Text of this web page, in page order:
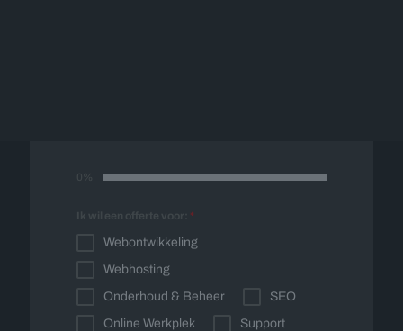
Ik wil een offerte voor: *
Webontwikkeling
Webhosting
Onderhoud & Beheer
SEO
Online Werkplek
Support